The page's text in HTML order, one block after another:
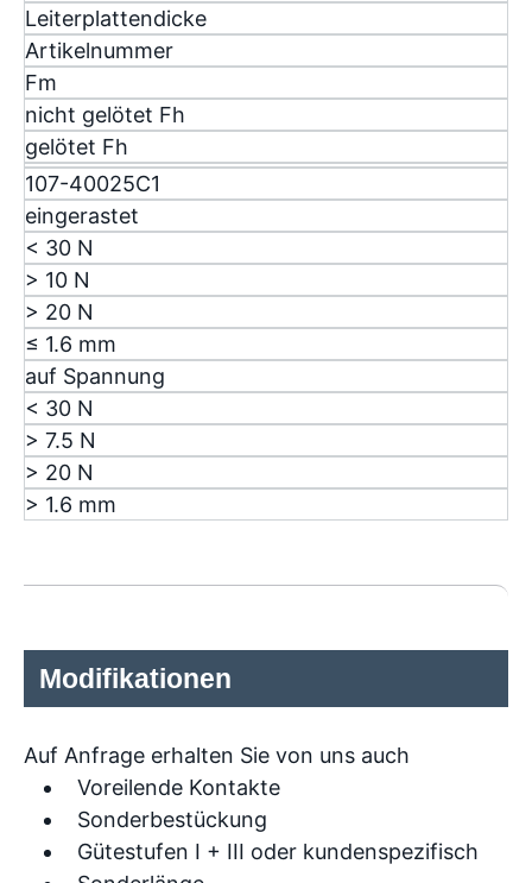
Leiterplattendicke
Artikelnummer
Fm
nicht gelötet Fh
gelötet Fh
107-40025C1
eingerastet
< 30 N
> 10 N
> 20 N
≤ 1.6 mm
auf Spannung
< 30 N
> 7.5 N
> 20 N
> 1.6 mm
Modifikationen
Auf Anfrage erhalten Sie von uns auch
Voreilende Kontakte
Sonderbestückung
Gütestufen I + III oder kundenspezifisch